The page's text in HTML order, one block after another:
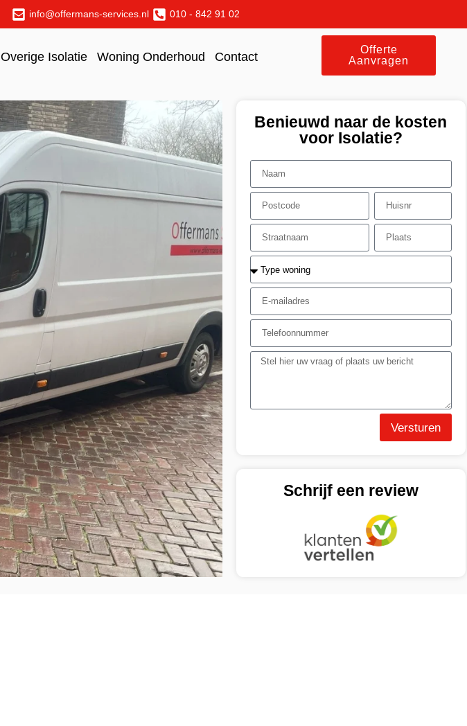
info@offermans-services.nl 010 - 842 91 02
Overige Isolatie Woning Onderhoud Contact
Offerte
Aanvragen
Benieuwd naar de kosten
voor Isolatie?
Versturen
Schrijf een review